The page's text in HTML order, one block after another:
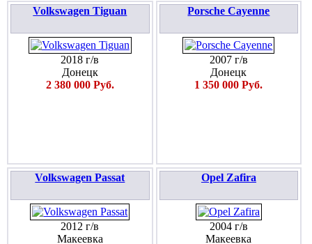
Volkswagen Tiguan
2018 г/в
Донецк
2 380 000 Руб.
Porsche Cayenne
2007 г/в
Донецк
1 350 000 Руб.
Volkswagen Passat
2012 г/в
Макеевка
Opel Zafira
2004 г/в
Макеевка